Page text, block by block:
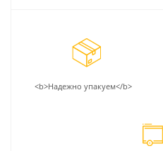
<b>Надежно упакуем</b>